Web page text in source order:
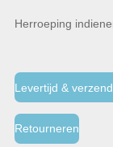
Herroeping
Levertijd &
Retourneren